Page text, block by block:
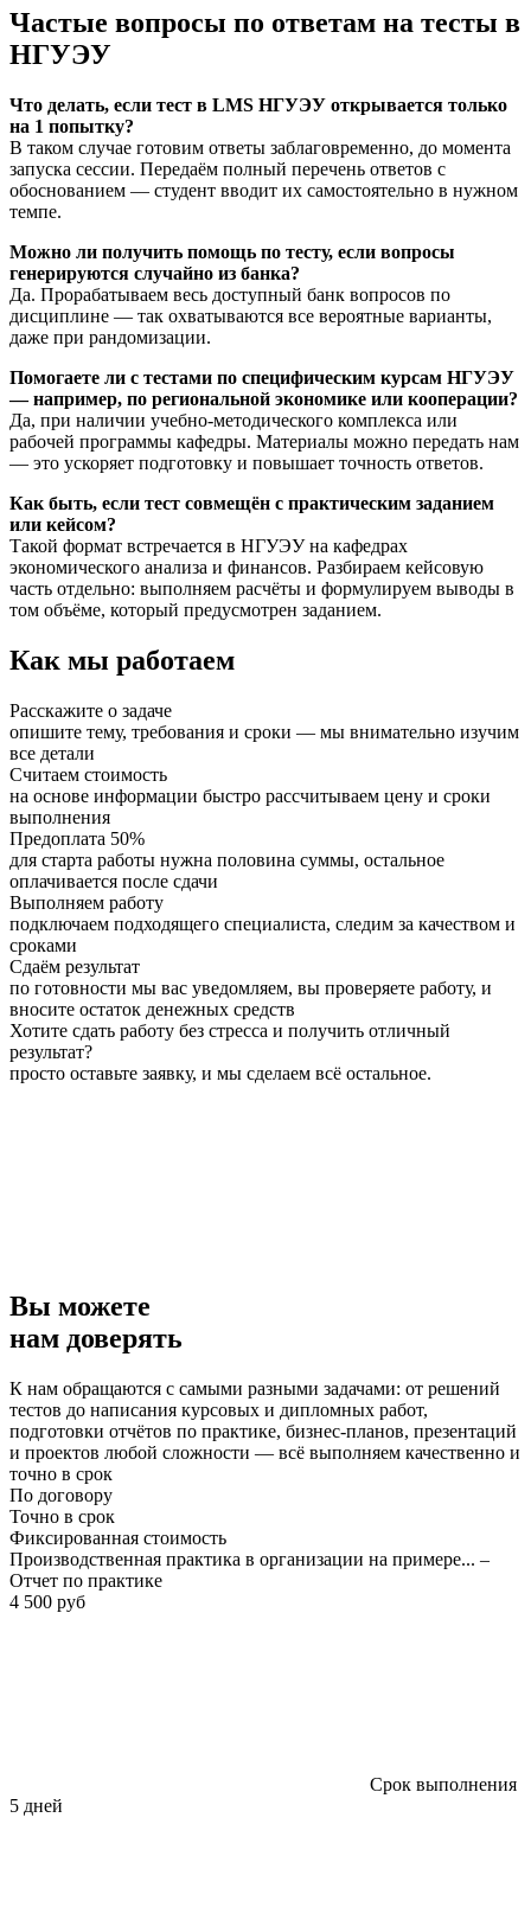
Частые вопросы по ответам на тесты в
НГУЭУ
Что делать, если тест в LMS НГУЭУ открывается только
на 1 попытку?
В таком случае готовим ответы заблаговременно, до момента
запуска сессии. Передаём полный перечень ответов с
обоснованием — студент вводит их самостоятельно в нужном
темпе.
Можно ли получить помощь по тесту, если вопросы
генерируются случайно из банка?
Да. Прорабатываем весь доступный банк вопросов по
дисциплине — так охватываются все вероятные варианты,
даже при рандомизации.
Помогаете ли с тестами по специфическим курсам НГУЭУ
— например, по региональной экономике или кооперации?
Да, при наличии учебно-методического комплекса или
рабочей программы кафедры. Материалы можно передать нам
— это ускоряет подготовку и повышает точность ответов.
Как быть, если тест совмещён с практическим заданием
или кейсом?
Такой формат встречается в НГУЭУ на кафедрах
экономического анализа и финансов. Разбираем кейсовую
часть отдельно: выполняем расчёты и формулируем выводы в
том объёме, который предусмотрен заданием.
Как мы работаем
Расскажите о задаче
опишите тему, требования и сроки — мы внимательно изучим
все детали
Считаем стоимость
на основе информации быстро рассчитываем цену и сроки
выполнения
Предоплата 50%
для старта работы нужна половина суммы, остальное
оплачивается после сдачи
Выполняем работу
подключаем подходящего специалиста, следим за качеством и
сроками
Сдаём результат
по готовности мы вас уведомляем, вы проверяете работу, и
вносите остаток денежных средств
Хотите сдать работу без стресса и получить отличный
результат?
просто оставьте заявку, и мы сделаем всё остальное.
Вы можете
нам доверять
К нам обращаются с самыми разными задачами: от решений
тестов до написания курсовых и дипломных работ,
подготовки отчётов по практике, бизнес-планов, презентаций
и проектов любой сложности — всё выполняем качественно и
точно в срок
По договору
Точно в срок
Фиксированная стоимость
Производственная практика в организации на примере... –
Отчет по практике
4 500 руб
Срок выполнения
5 дней